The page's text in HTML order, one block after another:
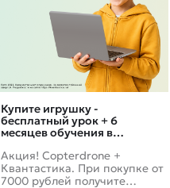
Купите игрушку -
бесплатный урок + 6
месяцев обучения в
Акция! Copterdrone +
Квантастика. При покупке от
7000 рублей получите